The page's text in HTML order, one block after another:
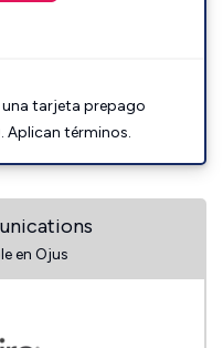
tarjeta prepago
términos.
en Ojus